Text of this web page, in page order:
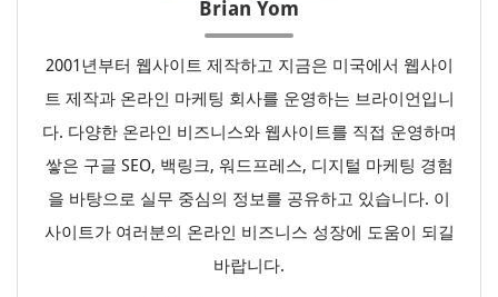
Brian Yom
2001년부터 웹사이트 제작하고 지금은 미국에서 웹사이
트 제작과 온라인 마케팅 회사를 운영하는 브라이언입니
다. 다양한 온라인 비즈니스와 웹사이트를 직접 운영하며
쌓은 구글 SEO, 백링크, 워드프레스, 디지털 마케팅 경험
을 바탕으로 실무 중심의 정보를 공유하고 있습니다. 이
사이트가 여러분의 온라인 비즈니스 성장에 도움이 되길
바랍니다.